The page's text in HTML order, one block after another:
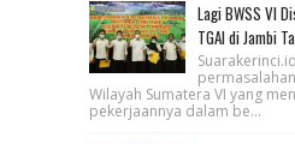
Lagi BWSS VI
TGAI di Jambi
Wilayah Sumatera VI yang
pekerjaannya dalam be...